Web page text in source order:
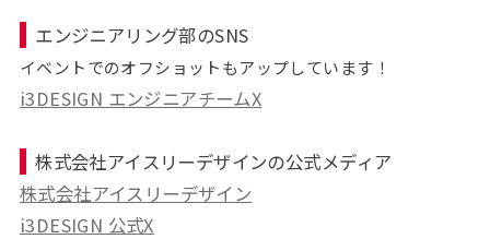
エンジニアリング部のSNS
イベントでのオフショットもアップしています！
i3DESIGN エンジニアチームX
株式会社アイスリーデザインの公式メディア
株式会社アイスリーデザイン
i3DESIGN 公式X